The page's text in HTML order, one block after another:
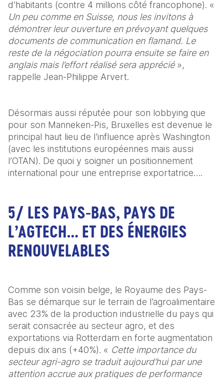
Un peu comme en Suisse, nous les invitons à
démontrer leur ouverture en prévoyant quelques
documents de communication en flamand. Le
reste de la négociation pourra ensuite se faire en
anglais mais l’effort réalisé sera apprécié »,
rappelle Jean-Philippe Arvert.
Désormais aussi réputée pour son lobbying que
pour son Manneken-Pis, Bruxelles est devenue le
principal haut lieu de l'influence après Washington
(avec les institutions européennes mais aussi
l’OTAN). De quoi y soigner un positionnement
international pour une entreprise exportatrice….
5/ LES PAYS-BAS, PAYS DE
L’AGTECH… ET DES ÉNERGIES
RENOUVELABLES
Comme son voisin belge, le Royaume des Pays-
Bas se démarque sur le terrain de l’agroalimentaire
avec 23% de la production industrielle du pays qui
serait consacrée au secteur agro, et des
exportations via Rotterdam en forte augmentation
depuis dix ans (+40%). « Cette importance du
secteur agri-agro se traduit aujourd’hui par une
attention accrue aux pratiques de performance